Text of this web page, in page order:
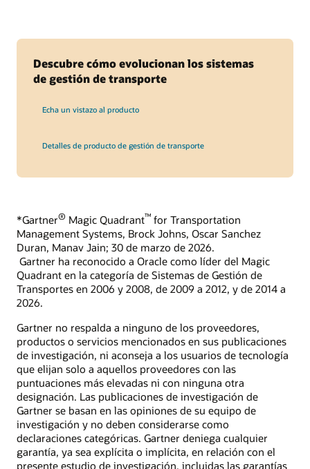
Descubre cómo evolucionan los sistemas
de gestión de transporte
Echa un vistazo al producto
Detalles de producto de gestión de transporte
*Gartner® Magic Quadrant™ for Transportation
Management Systems, Brock Johns, Oscar Sanchez
Duran, Manav Jain; 30 de marzo de 2026.
Gartner ha reconocido a Oracle como líder del Magic
Quadrant en la categoría de Sistemas de Gestión de
Transportes en 2006 y 2008, de 2009 a 2012, y de 2014 a
2026.
Gartner no respalda a ninguno de los proveedores,
productos o servicios mencionados en sus publicaciones
de investigación, ni aconseja a los usuarios de tecnología
que elijan solo a aquellos proveedores con las
puntuaciones más elevadas ni con ninguna otra
designación. Las publicaciones de investigación de
Gartner se basan en las opiniones de su equipo de
investigación y no deben considerarse como
declaraciones categóricas. Gartner deniega cualquier
garantía, ya sea explícita o implícita, en relación con el
presente estudio de investigación, incluidas las garantías